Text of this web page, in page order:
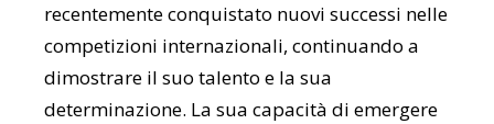
recentemente conquistato nuovi successi nelle
competizioni internazionali, continuando a
dimostrare il suo talento e la sua
determinazione. La sua capacità di emergere